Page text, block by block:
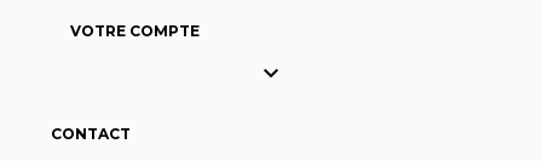
VOTRE COMPTE

CONTACT